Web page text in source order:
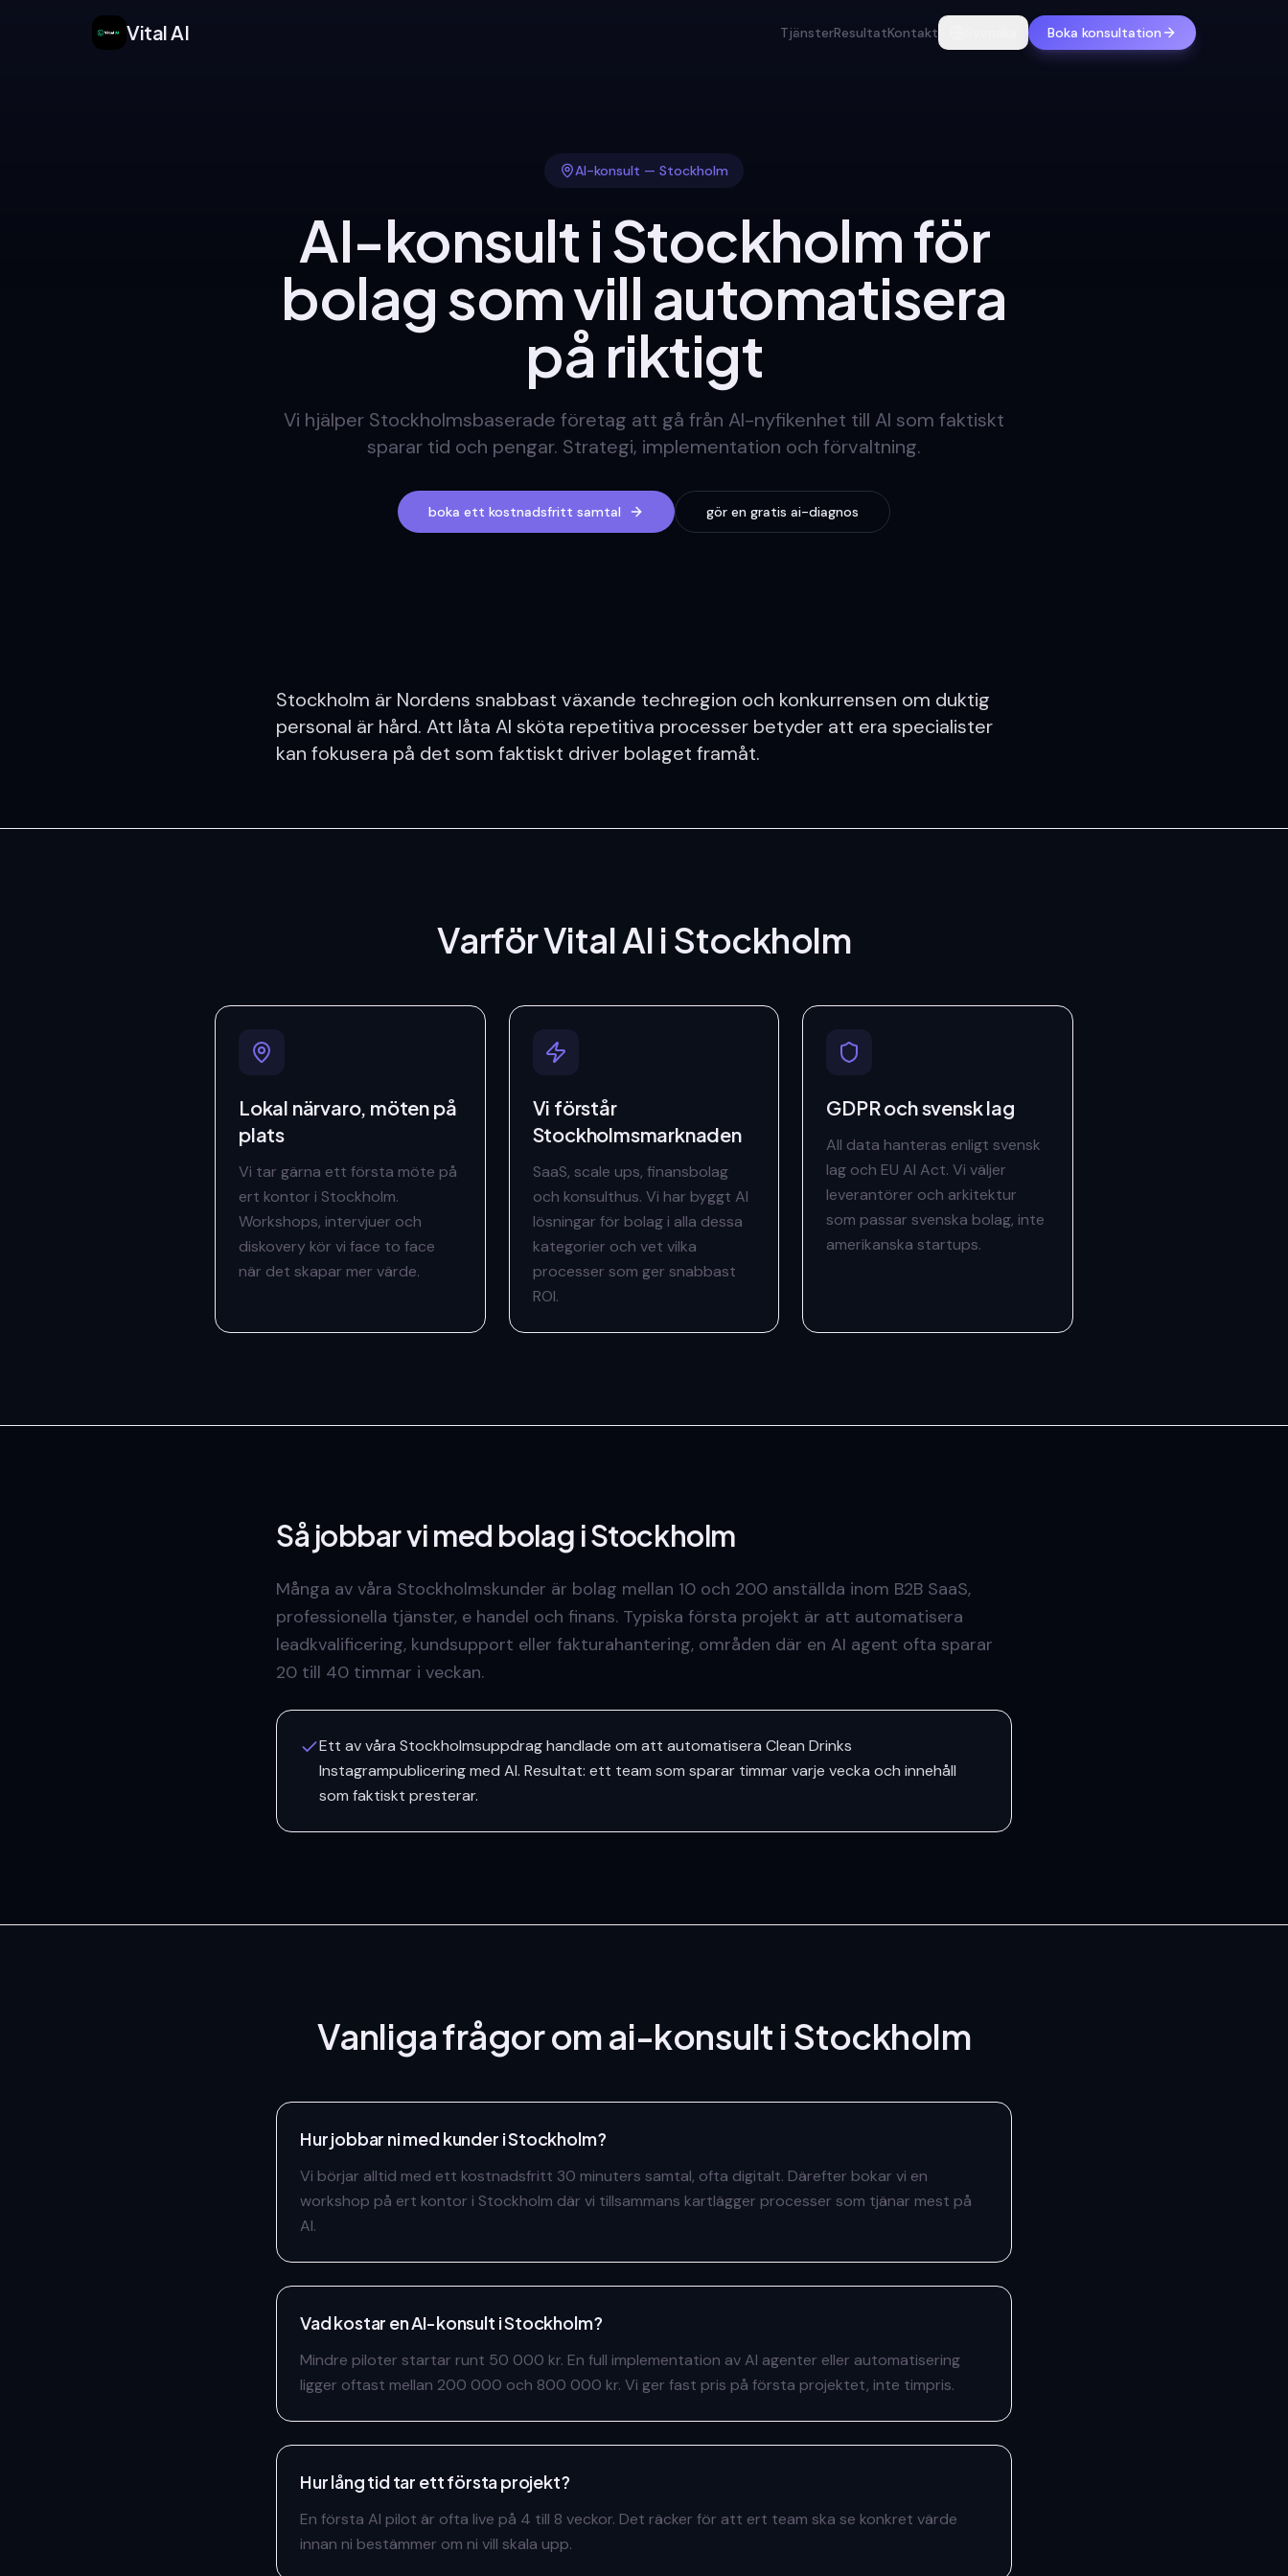
Vital AI TjänsterResultatKontakt Boka konsultation
AI-konsult — Stockholm
AI-konsult i Stockholm för
bolag som vill automatisera
på riktigt
Vi hjälper Stockholmsbaserade företag att gå från AI-nyfikenhet till AI som faktiskt
sparar tid och pengar. Strategi, implementation och förvaltning.
boka ett kostnadsfritt samtal gör en gratis ai-diagnos
Stockholm är Nordens snabbast växande techregion och konkurrensen om duktig
personal är hård. Att låta AI sköta repetitiva processer betyder att era specialister
kan fokusera på det som faktiskt driver bolaget framåt.
Varför Vital AI i Stockholm
Lokal närvaro, möten på
plats
Vi tar gärna ett första möte på
ert kontor i Stockholm.
Workshops, intervjuer och
diskovery kör vi face to face
när det skapar mer värde.
Vi förstår
Stockholmsmarknaden
SaaS, scale ups, finansbolag
och konsulthus. Vi har byggt AI
lösningar för bolag i alla dessa
kategorier och vet vilka
processer som ger snabbast
ROI.
GDPR och svensk lag
All data hanteras enligt svensk
lag och EU AI Act. Vi väljer
leverantörer och arkitektur
som passar svenska bolag, inte
amerikanska startups.
Så jobbar vi med bolag i Stockholm
Många av våra Stockholmskunder är bolag mellan 10 och 200 anställda inom B2B SaaS,
professionella tjänster, e handel och finans. Typiska första projekt är att automatisera
leadkvalificering, kundsupport eller fakturahantering, områden där en AI agent ofta sparar
20 till 40 timmar i veckan.
Ett av våra Stockholmsuppdrag handlade om att automatisera Clean Drinks
Instagrampublicering med AI. Resultat: ett team som sparar timmar varje vecka och innehåll
som faktiskt presterar.
Vanliga frågor omai-konsult i Stockholm
Hur jobbar ni med kunder i Stockholm?
Vi börjar alltid med ett kostnadsfritt 30 minuters samtal, ofta digitalt. Därefter bokar vi en
workshop på ert kontor i Stockholm där vi tillsammans kartlägger processer som tjänar mest på
AI.
Vad kostar en AI-konsult i Stockholm?
Mindre piloter startar runt 50 000 kr. En full implementation av AI agenter eller automatisering
ligger oftast mellan 200 000 och 800 000 kr. Vi ger fast pris på första projektet, inte timpris.
Hur lång tid tar ett första projekt?
En första AI pilot är ofta live på 4 till 8 veckor. Det räcker för att ert team ska se konkret värde
innan ni bestämmer om ni vill skala upp.